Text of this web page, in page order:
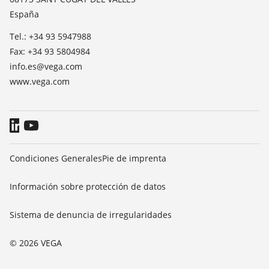
Blog
España
Tel.: +34 93 5947988
Fax: +34 93 5804984
info.es@vega.com
www.vega.com
© 2026 VEGA
Condiciones GeneralesPie de imprenta
Información sobre protección de datos
Sistema de denuncia de irregularidades